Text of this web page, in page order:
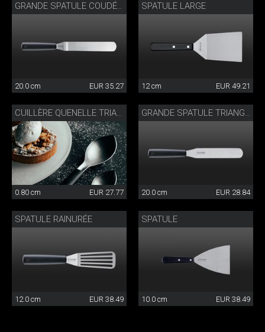
GRANDE SPATULE COUDÉE 20 CM
20.0 cm EUR 35.27
SPATULE LARGE
12 cm EUR 49.21
0.80 cm EUR 27.77 20.0 cm EUR 28.84
SPATULE RAINURÉE
12.0 cm EUR 38.49
SPATULE
10.0 cm EUR 38.49